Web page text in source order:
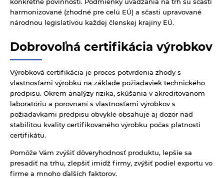
harmonizované (zhodné pre celú EÚ) a sčasti upravované
národnou legislatívou každej členskej krajiny EÚ.
Dobrovoľná certifikácia výrobkov
Výrobková certifikácia je proces potvrdenia zhody s
vlastnosťami výrobku na základe požiadaviek technického
predpisu. Okrem analýzy rizika, skúšania v akreditovanom
laboratóriu a porovnaní s vlastnosťami výrobkov s
požiadavkami predpisu obvykle obsahuje aj dozor nad
stabilitou kvality certifikovaného výrobku počas platnosti
certifikátu.
Pomôže Vám zvýšiť dôveryhodnosť produktu, lepšie sa
presadiť na trhu, zlepšiť imidž firmy, zvýšiť podiel exportu vo
firme a mnoho ďalších faktorov.